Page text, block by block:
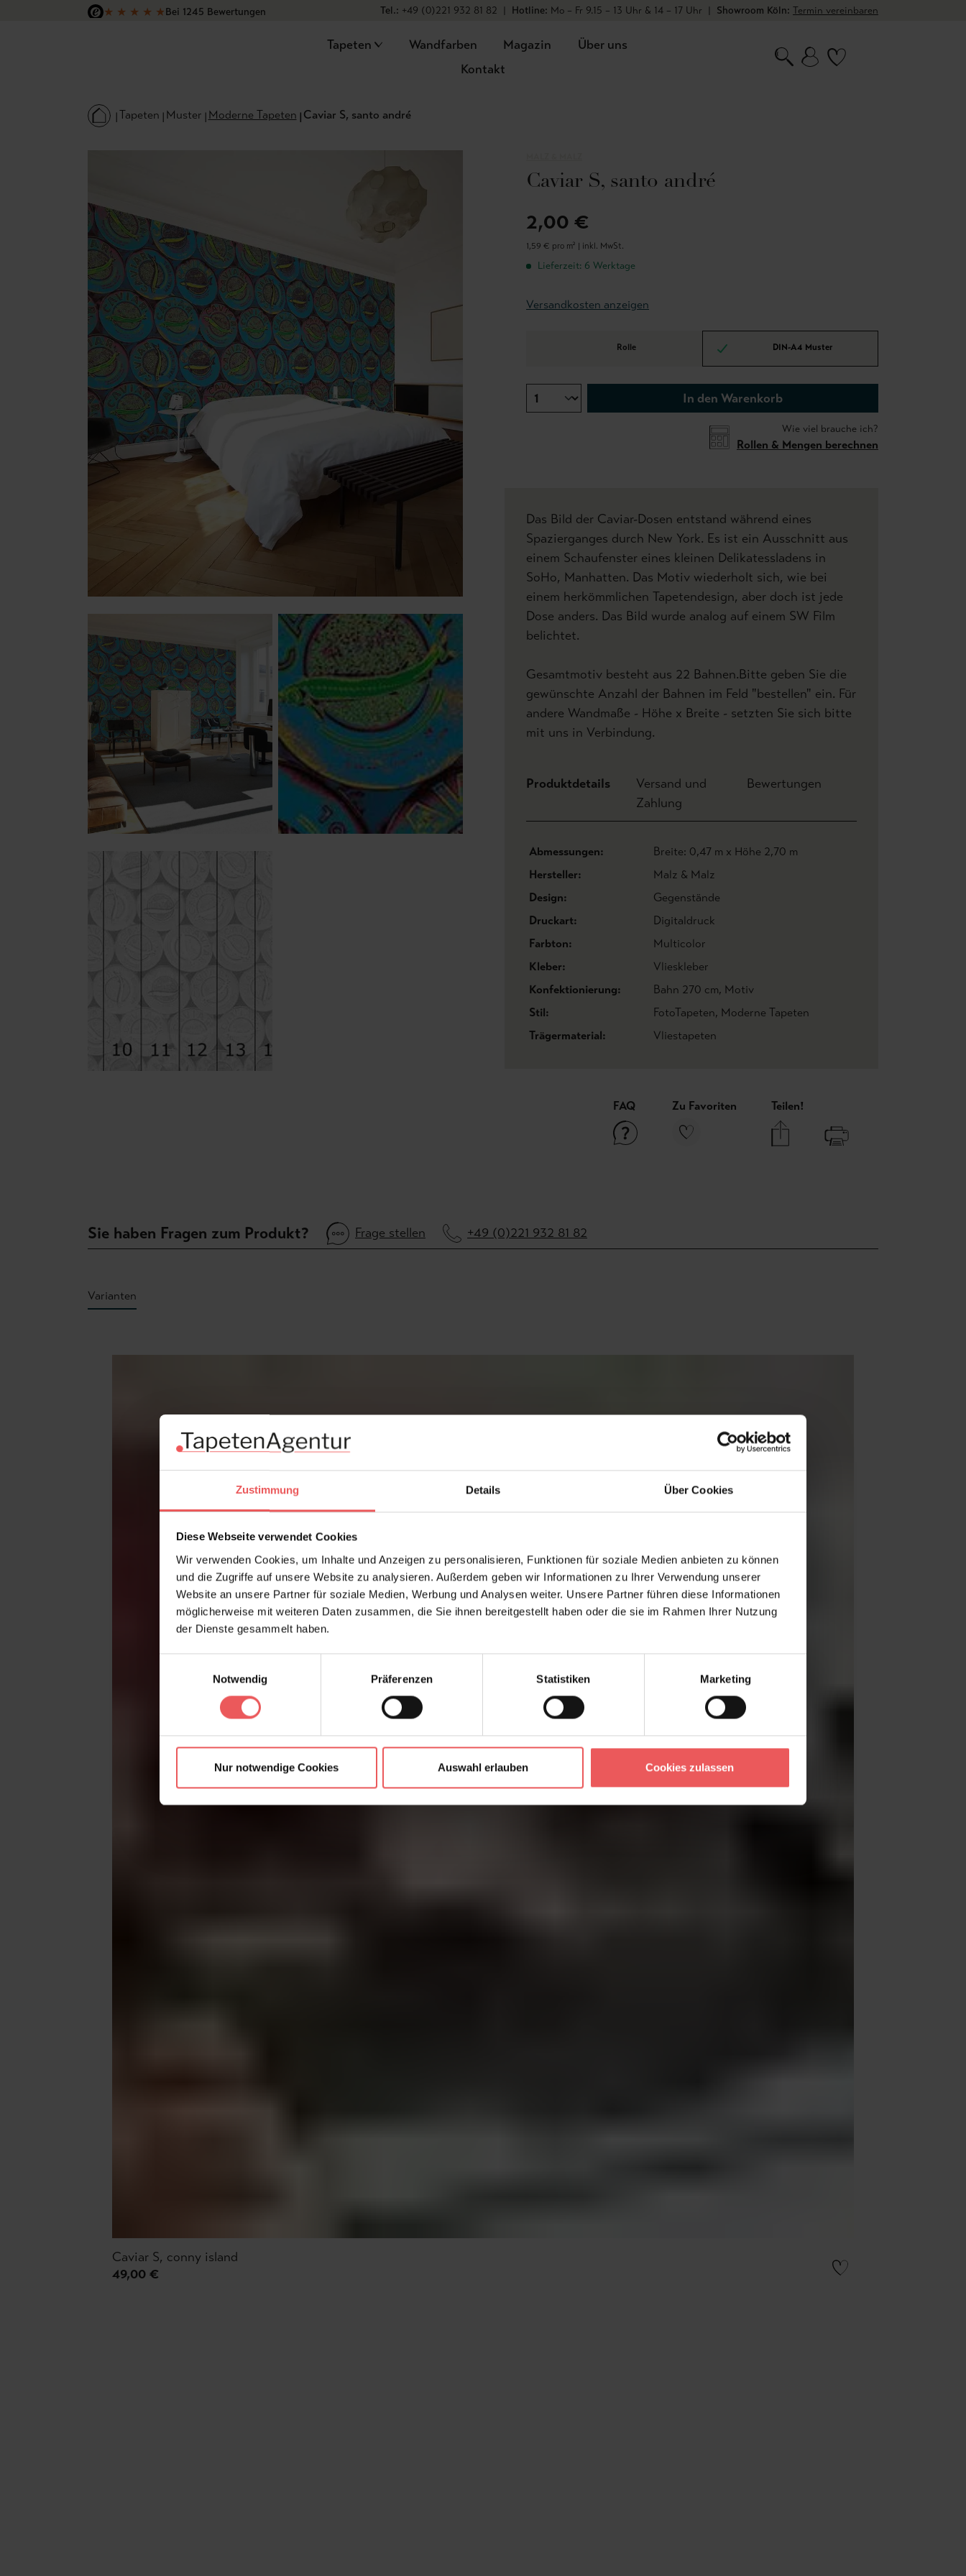
Zustimmung Details Über Cookies
Diese Webseite verwendet Cookies
Wir verwenden Cookies, um Inhalte und Anzeigen zu personalisieren, Funktionen für soziale Medien anbieten zu können
und die Zugriffe auf unsere Website zu analysieren. Außerdem geben wir Informationen zu Ihrer Verwendung unserer
Website an unsere Partner für soziale Medien, Werbung und Analysen weiter. Unsere Partner führen diese Informationen
möglicherweise mit weiteren Daten zusammen, die Sie ihnen bereitgestellt haben oder die sie im Rahmen Ihrer Nutzung
der Dienste gesammelt haben.
Notwendig
Präferenzen Statistiken Marketing
Nur notwendige Cookies Auswahl erlauben Cookies zulassen
Hauptinhalt springen
Zur Suche springen
Zur Hauptnavigation springen
★ ★ ★ ★ ★Bei 1245 Bewertungen
Tel.: +49 (0)221 932 81 82 | Hotline: Mo – Fr 9.15 – 13 Uhr & 14 – 17 Uhr | Showroom Köln: Termin vereinbaren
Tapeten Wandfarben Magazin
Über uns
Kontakt
Tapeten Muster Moderne Tapeten Caviar S, santo andré
Caviar S, santo andré
2,00 €
1,59 € pro m² | inkl. MwSt.
Lieferzeit: 6 Werktage
Versandkosten anzeigen
Rolle DIN-A4 Muster
In den Warenkorb
Wie viel brauche ich?
Rollen & Mengen berechnen
Das Bild der Caviar-Dosen entstand während eines
Spazierganges durch New York. Es ist ein Ausschnitt aus
einem Schaufenster eines kleinen Delikatessladens in
SoHo, Manhatten. Das Motiv wiederholt sich, wie bei
einem herkömmlichen Tapetendesign, aber doch ist jede
Dose anders. Das Bild wurde analog auf einem SW Film
belichtet.
Gesamtmotiv besteht aus 22 Bahnen.Bitte geben Sie die
gewünschte Anzahl der Bahnen im Feld "bestellen" ein. Für
andere Wandmaße - Höhe x Breite - setzten Sie sich bitte
mit uns in Verbindung.
Produktdetails
Versand und
Zahlung
Bewertungen
Abmessungen:
Breite: 0,47 m x Höhe 2,70 m
Hersteller:
Malz & Malz
Design:
Gegenstände
Druckart:
Digitaldruck
Farbton:
Multicolor
Kleber:
Vlieskleber
Konfektionierung:
Bahn 270 cm, Motiv
Stil:
FotoTapeten, Moderne Tapeten
Trägermaterial:
Vliestapeten
FAQ Zu Favoriten Teilen!
Sie haben Fragen zum Produkt? Frage stellen +49 (0)221 932 81 82
Varianten
Caviar S, conny island
49,00 €